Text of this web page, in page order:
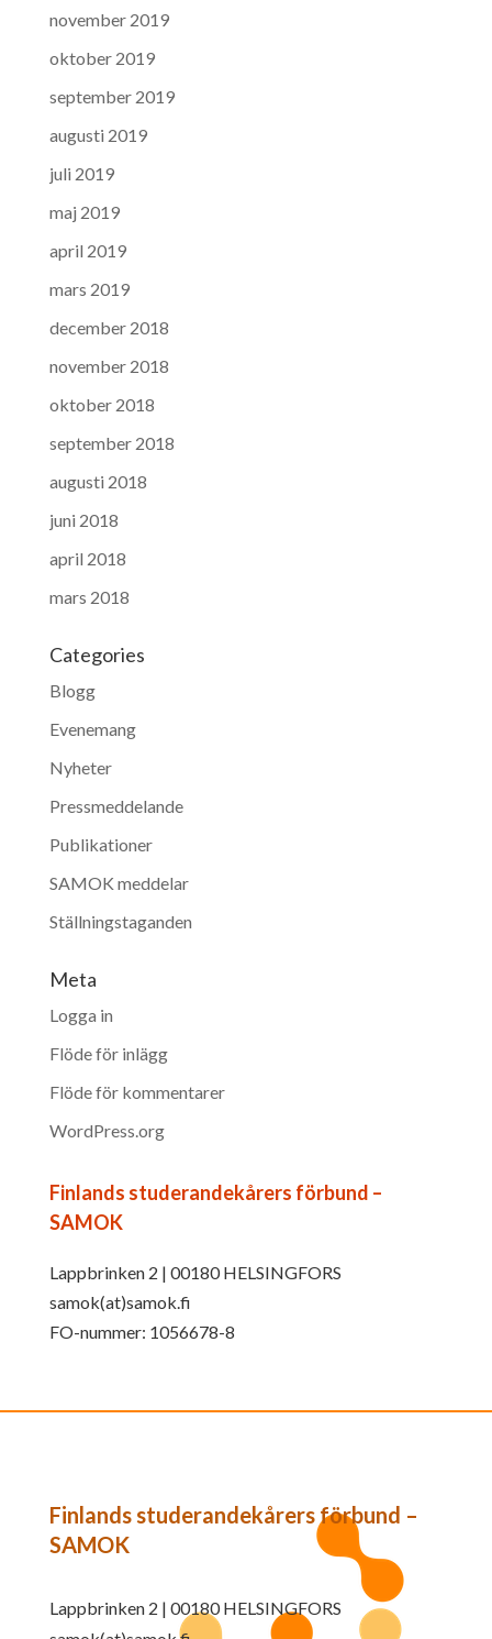
november 2019
oktober 2019
september 2019
augusti 2019
juli 2019
maj 2019
april 2019
mars 2019
december 2018
november 2018
oktober 2018
september 2018
augusti 2018
juni 2018
april 2018
mars 2018
Categories
Blogg
Evenemang
Nyheter
Pressmeddelande
Publikationer
SAMOK meddelar
Ställningstaganden
Meta
Logga in
Flöde för inlägg
Flöde för kommentarer
WordPress.org
Finlands studerandekårers förbund –
SAMOK
Lappbrinken 2 | 00180 HELSINGFORS
samok(at)samok.fi
FO-nummer: 1056678-8
Finlands studerandekårers förbund –
SAMOK
Lappbrinken 2 | 00180 HELSINGFORS